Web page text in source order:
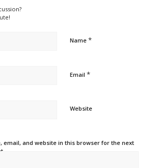
Name *
Email *
Website
email, and website in this browser for the next